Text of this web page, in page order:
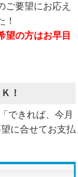
ご要望にお応え
！
望の方はお早目
！
できれば、今月
に合せてお支払